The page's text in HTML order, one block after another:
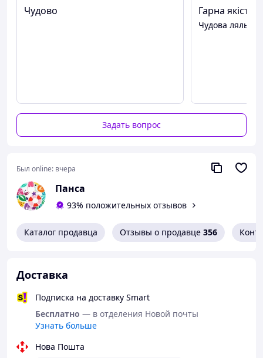
Чудово Гарна якість
Чудова лялька
Задать вопрос
Был online: вчера
Панса
93% положительных отзывов
Каталог продавца Отзывы о продавце 356
Доставка
Подписка на доставку Smart
Бесплатно — в отделения Новой почты
Узнать больше
Нова Пошта